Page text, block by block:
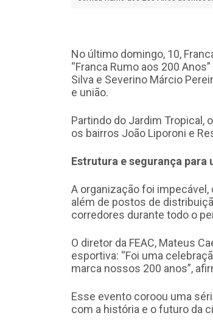
No último domingo, 10,
“Franca Rumo aos 200
Silva e Severino Márcio
e união.
Partindo do Jardim Tropical,
os bairros João Liporoni e
Estrutura e segurança
A organização foi
além de postos de
corredores durante todo o
O diretor da FEAC, Mateus
esportiva: “Foi uma
marca nossos 200 anos”,
Esse evento coroou uma
com a história e o futuro da